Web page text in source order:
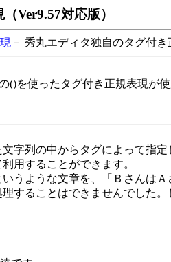
Ver9.57対応版）
－ 秀丸エディタ独自のタグ付き
()を使ったタグ付き正規表現が
字列の中からタグによって指定
用することができます。
うような文章を、「Ｂさんは
することはできませんでした